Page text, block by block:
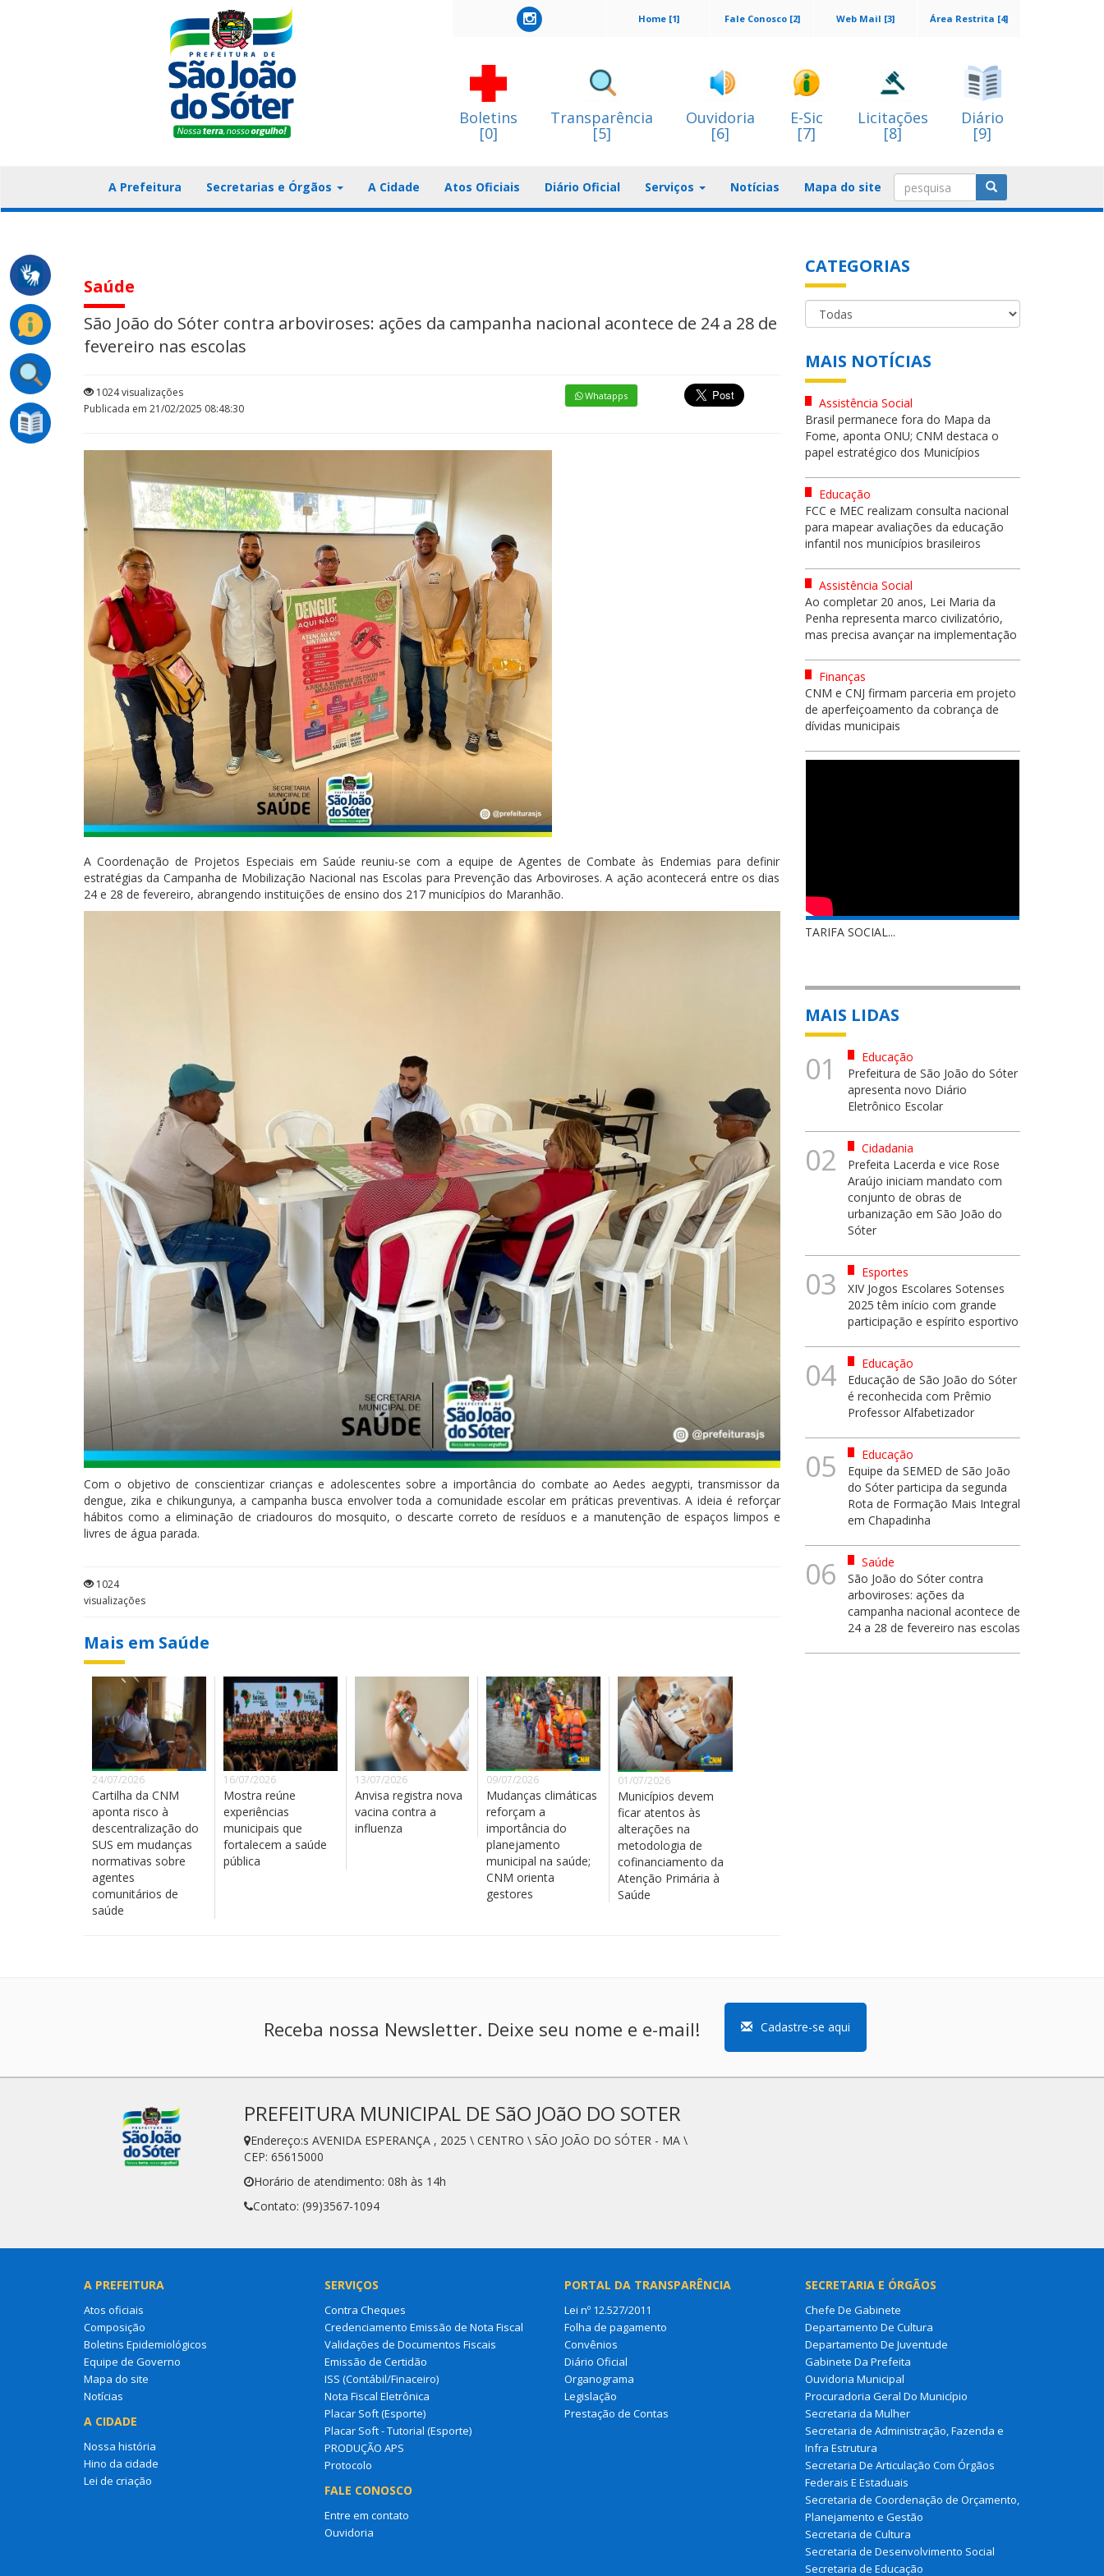
Área Restrita [4]
Web Mail [3]
Fale Conosco [2]
Home [1]
Boletins
[0]
Transparência
[5]
Ouvidoria
[6]
E-Sic
[7]
Licitações
[8]
Diário
[9]
A Prefeitura Secretarias e Órgãos A Cidade Atos Oficiais Diário Oficial Serviços Notícias Mapa do site
Saúde
São João do Sóter contra arboviroses: ações da campanha nacional acontece de 24 a 28 de
fevereiro nas escolas
1024 visualizações
Publicada em 21/02/2025 08:48:30
Whatapps
A Coordenação de Projetos Especiais em Saúde reuniu-se com a equipe de Agentes de Combate às Endemias para definir
estratégias da Campanha de Mobilização Nacional nas Escolas para Prevenção das Arboviroses. A ação acontecerá entre os dias
24 e 28 de fevereiro, abrangendo instituições de ensino dos 217 municípios do Maranhão.
Com o objetivo de conscientizar crianças e adolescentes sobre a importância do combate ao Aedes aegypti, transmissor da
dengue, zika e chikungunya, a campanha busca envolver toda a comunidade escolar em práticas preventivas. A ideia é reforçar
hábitos como a eliminação de criadouros do mosquito, o descarte correto de resíduos e a manutenção de espaços limpos e
livres de água parada.
1024
visualizações
Mais em Saúde
24/07/2026
Cartilha da CNM
aponta risco à
descentralização do
SUS em mudanças
normativas sobre
agentes
comunitários de
saúde
16/07/2026
Mostra reúne
experiências
municipais que
fortalecem a saúde
pública
13/07/2026
Anvisa registra nova
vacina contra a
influenza
09/07/2026
Mudanças climáticas
reforçam a
importância do
planejamento
municipal na saúde;
CNM orienta
gestores
01/07/2026
Municípios devem
ficar atentos às
alterações na
metodologia de
cofinanciamento da
Atenção Primária à
Saúde
CATEGORIAS
MAIS NOTÍCIAS
Assistência Social
Brasil permanece fora do Mapa da
Fome, aponta ONU; CNM destaca o
papel estratégico dos Municípios
Educação
FCC e MEC realizam consulta nacional
para mapear avaliações da educação
infantil nos municípios brasileiros
Assistência Social
Ao completar 20 anos, Lei Maria da
Penha representa marco civilizatório,
mas precisa avançar na implementação
Finanças
CNM e CNJ firmam parceria em projeto
de aperfeiçoamento da cobrança de
dívidas municipais
TARIFA SOCIAL...
MAIS LIDAS
01
Educação
Prefeitura de São João do Sóter
apresenta novo Diário
Eletrônico Escolar
02
Cidadania
Prefeita Lacerda e vice Rose
Araújo iniciam mandato com
conjunto de obras de
urbanização em São João do
Sóter
03
Esportes
XIV Jogos Escolares Sotenses
2025 têm início com grande
participação e espírito esportivo
04
Educação
Educação de São João do Sóter
é reconhecida com Prêmio
Professor Alfabetizador
05
Educação
Equipe da SEMED de São João
do Sóter participa da segunda
Rota de Formação Mais Integral
em Chapadinha
06
Saúde
São João do Sóter contra
arboviroses: ações da
campanha nacional acontece de
24 a 28 de fevereiro nas escolas
Receba nossa Newsletter. Deixe seu nome e e-mail! Cadastre-se aqui
PREFEITURA MUNICIPAL DE SãO JOãO DO SOTER
Endereço:s AVENIDA ESPERANÇA , 2025 \ CENTRO \ SÃO JOÃO DO SÓTER - MA \
CEP: 65615000
Horário de atendimento: 08h às 14h
Contato: (99)3567-1094
A PREFEITURA
Atos oficiais
Composição
Boletins Epidemiológicos
Equipe de Governo
Mapa do site
Notícias
A CIDADE
Nossa história
Hino da cidade
Lei de criação
SERVIÇOS
Contra Cheques
Credenciamento Emissão de Nota Fiscal
Validações de Documentos Fiscais
Emissão de Certidão
ISS (Contábil/Finaceiro)
Nota Fiscal Eletrônica
Placar Soft (Esporte)
Placar Soft - Tutorial (Esporte)
PRODUÇÃO APS
Protocolo
FALE CONOSCO
Entre em contato
Ouvidoria
PORTAL DA TRANSPARÊNCIA
Lei nº 12.527/2011
Folha de pagamento
Convênios
Diário Oficial
Organograma
Legislação
Prestação de Contas
SECRETARIA E ÓRGÃOS
Chefe De Gabinete
Departamento De Cultura
Departamento De Juventude
Gabinete Da Prefeita
Ouvidoria Municipal
Procuradoria Geral Do Município
Secretaria da Mulher
Secretaria de Administração, Fazenda e
Infra Estrutura
Secretaria De Articulação Com Órgãos
Federais E Estaduais
Secretaria de Coordenação de Orçamento,
Planejamento e Gestão
Secretaria de Cultura
Secretaria de Desenvolvimento Social
Secretaria de Educação